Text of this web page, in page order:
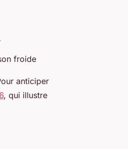
froide
anticiper
, qui illustre